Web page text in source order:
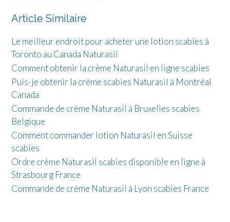
Article Similaire
Le meilleur endroit pour acheter une lotion scabies à
Toronto au Canada Naturasil
Comment obtenir la crème Naturasil en ligne scabies
Puis-je obtenir la crème scabies Naturasil à Montréal
Canada
Commande de crème Naturasil à Bruxelles scabies
Belgique
Comment commander lotion Naturasil en Suisse
scabies
Ordre crème Naturasil scabies disponible en ligne à
Strasbourg France
Commande de crème Naturasil à Lyon scabies France